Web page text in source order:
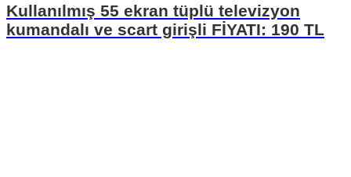
Kullanılmış 55 ekran tüplü televizyon
kumandalı ve scart girişli FİYATI: 190 TL